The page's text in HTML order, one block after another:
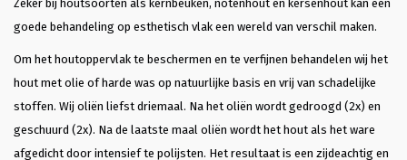
Zeker bij houtsoorten als kernbeuken, notenhout en kersenhout kan een
goede behandeling op esthetisch vlak een wereld van verschil maken.
Om het houtoppervlak te beschermen en te verfijnen behandelen wij het
hout met olie of harde was op natuurlijke basis en vrij van schadelijke
stoffen. Wij oliën liefst driemaal. Na het oliën wordt gedroogd (2x) en
geschuurd (2x). Na de laatste maal oliën wordt het hout als het ware
afgedicht door intensief te polijsten. Het resultaat is een zijdeachtig en